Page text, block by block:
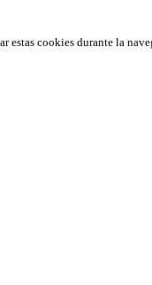
cookies durante la